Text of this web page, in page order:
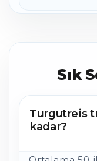
Sık
Turgutreis
kadar?